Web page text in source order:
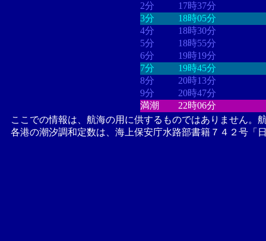
2分
17時37分
3分
18時05分
4分
18時30分
5分
18時55分
6分
19時19分
7分
19時45分
8分
20時13分
9分
20時47分
満潮
22時06分
ここでの情報は、航海の用に供するものではありません。
各港の潮汐調和定数は、海上保安庁水路部書籍７４２号「